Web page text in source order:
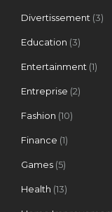
Divertissement (3)
Education (3)
Entertainment (1)
Entreprise (2)
Fashion (10)
Finance (1)
Games (5)
Health (13)